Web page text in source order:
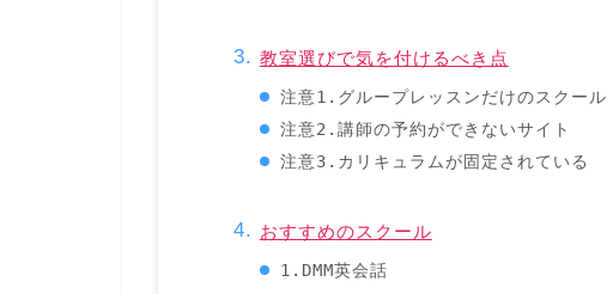
教室選びで気を付けるべき点
注意1.グループレッスンだけのスクール
注意2.講師の予約ができないサイト
注意3.カリキュラムが固定されている
おすすめのスクール
1.DMM英会話